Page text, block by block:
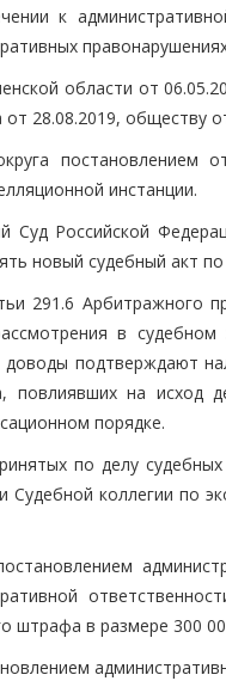
к
области от
28.08.2019, обществу
постановлением
инстанции.
Российской
новый судебный акт
291.6 Арбитражного
в судебном
подтверждают
повлиявших на исход
порядке.
по делу
Судебной коллегии по
штрафа в размере 300